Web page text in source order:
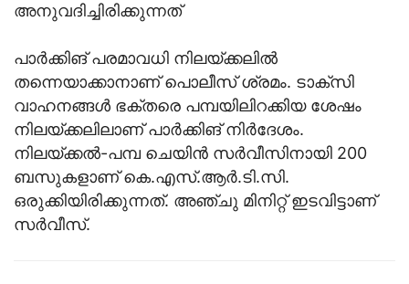
അനുവദിച്ചിരിക്കുന്നത്
പാര്‍ക്കിങ് പരമാവധി നിലയ്ക്കലില്‍
തന്നെയാക്കാനാണ് പൊലീസ് ശ്രമം. ടാക്‌സി
വാഹനങ്ങള്‍ ഭക്തരെ പമ്പയിലിറക്കിയ ശേഷം
നിലയ്ക്കലിലാണ് പാര്‍ക്കിങ് നിര്‍ദേശം.
നിലയ്ക്കല്‍-പമ്പ ചെയിന്‍ സര്‍വീസിനായി 200
ബസുകളാണ് കെ.എസ്.ആര്‍.ടി.സി.
ഒരുക്കിയിരിക്കുന്നത്. അഞ്ചു മിനിറ്റ് ഇടവിട്ടാണ്
സര്‍വീസ്.